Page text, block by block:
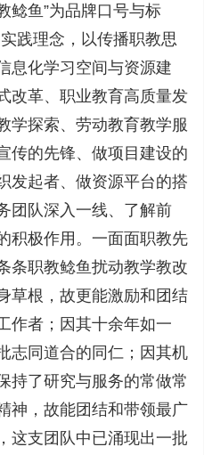
鲶鱼”为品牌口号与标
实践理念，以传播职教思
息化学习空间与资源建
改革、职业教育高质量发
学探索、劳动教育教学服
传的先锋、做项目建设的
发起者、做资源平台的搭
团队深入一线、了解前
积极作用。一面面职教先
条职教鲶鱼扰动教学教改
草根，故更能激励和团结
作者；因其十余年如一
志同道合的同仁；因其机
持了研究与服务的常做常
神，故能团结和带领最广
这支团队中已涌现出一批